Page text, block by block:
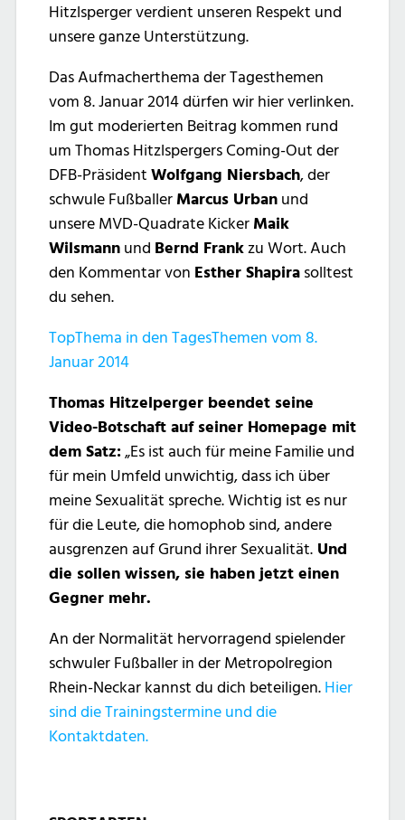
Hitzlsperger verdient unseren Respekt und
unsere ganze Unterstützung.
Das Aufmacherthema der Tagesthemen
vom 8. Januar 2014 dürfen wir hier verlinken.
Im gut moderierten Beitrag kommen rund
um Thomas Hitzlspergers Coming-Out der
DFB-Präsident Wolfgang Niersbach, der
schwule Fußballer Marcus Urban und
unsere MVD-Quadrate Kicker Maik
Wilsmann und Bernd Frankzu Wort. Auch
den Kommentar von Esther Shapira solltest
du sehen.
TopThema in den TagesThemen vom 8.
Januar 2014
Thomas Hitzelperger beendet seine
Video-Botschaft auf seiner Homepage mit
dem Satz:„Es ist auch für meine Familie und
für mein Umfeld unwichtig, dass ich über
meine Sexualität spreche. Wichtig ist es nur
für die Leute, die homophob sind, andere
ausgrenzen auf Grund ihrer Sexualität. Und
die sollen wissen, sie haben jetzt einen
Gegner mehr.
An der Normalität hervorragend spielender
schwuler Fußballer in der Metropolregion
Rhein-Neckar kannst du dich beteiligen. Hier
sind die Trainingstermine und die
Kontaktdaten.